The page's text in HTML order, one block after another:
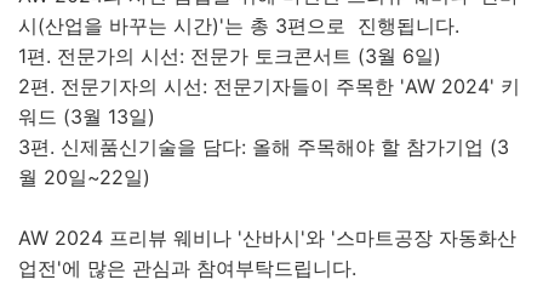
시(산업을 바꾸는 시간)'는 총 3편으로 진행됩니다.
1편. 전문가의 시선: 전문가 토크콘서트 (3월 6일)
2편. 전문기자의 시선: 전문기자들이 주목한 'AW 2024' 키
워드 (3월 13일)
3편. 신제품신기술을 담다: 올해 주목해야 할 참가기업 (3
월 20일~22일)
AW 2024 프리뷰 웨비나 '산바시'와 '스마트공장 자동화산
업전'에 많은 관심과 참여부탁드립니다.